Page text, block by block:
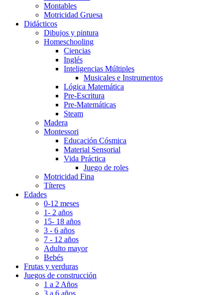
Montables
Motricidad Gruesa
Didácticos
Dibujos y pintura
Homeschooling
Ciencias
Inglés
Inteligencias Múltiples
Musicales e Instrumentos
Lógica Matemática
Pre-Escritura
Pre-Matemáticas
Steam
Madera
Montessori
Educación Cósmica
Material Sensorial
Vida Práctica
Juego de roles
Motricidad Fina
Títeres
Edades
0-12 meses
1- 2 años
15- 18 años
3 - 6 años
7 - 12 años
Adulto mayor
Bebés
Frutas y verduras
Juegos de construcción
1 a 2 Años
3 a 6 años